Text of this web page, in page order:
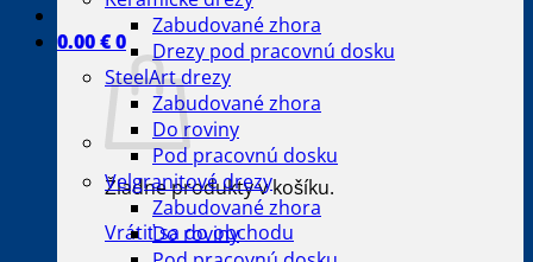
0.00€0
Žiadne produkty v košíku.
Vrátiť sa do obchodu
Zabudované zhora
Drezy pod pracovnú dosku
SteelArt drezy
Zabudované zhora
Do roviny
Pod pracovnú dosku
Velgranitové drezy
Zabudované zhora
Do roviny